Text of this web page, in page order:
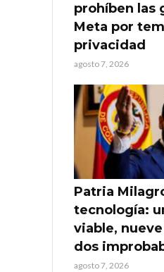
prohíben las
Meta por
privacidad
agosto 7, 2026
Patria
tecnología:
viable,
dos
agosto 7, 2026